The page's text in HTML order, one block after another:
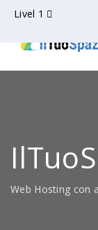
Livel 1
Web Hosting con